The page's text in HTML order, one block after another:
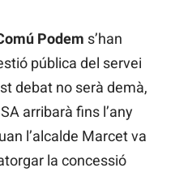
Podem s’han
pública del servei
debat no serà demà,
arribarà fins l’any
l’alcalde Marcet va
la concessió